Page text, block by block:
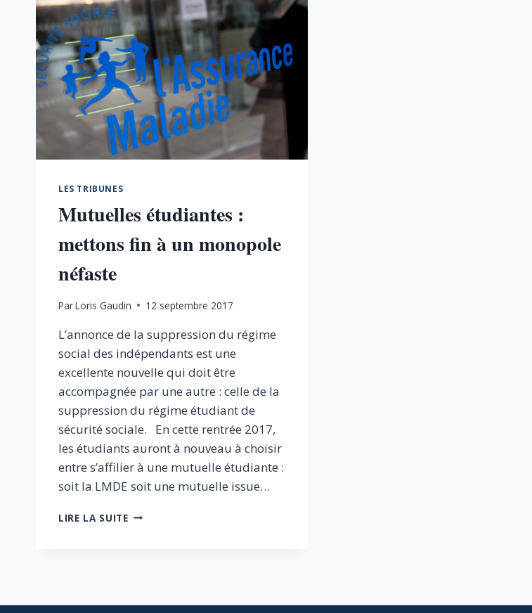
LES TRIBUNES
Mutuelles étudiantes :
mettons fin à un monopole
néfaste
ParLoris Gaudin 12 septembre 2017
L’annonce de la suppression du régime
social des indépendants est une
excellente nouvelle qui doit être
accompagnée par une autre : celle de la
suppression du régime étudiant de
sécurité sociale. En cette rentrée 2017,
les étudiants auront à nouveau à choisir
entre s’affilier à une mutuelle étudiante :
soit la LMDE soit une mutuelle issue…
LIRE LA SUITEMUTUELLES
UN